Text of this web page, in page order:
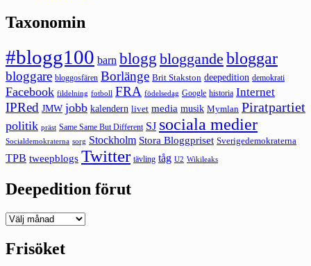
Taxonomin
#blogg100 barn blogg bloggande bloggar
bloggare bloggosfären Borlänge Brit Stakston deepedition demokrati
Facebook fildelning fotboll FRA födelsedag Google historia Internet
IPRed JMW jobb kalendern livet media musik Mymlan Piratpartiet
politik präst Same Same But Different SJ sociala medier
Socialdemokraterna sorg Stockholm Stora Bloggpriset Sverigedemokraterna
TPB tweepblogs Twitter tävling tåg U2 Wikileaks
Deepedition förut
Deepedition
Frisöket